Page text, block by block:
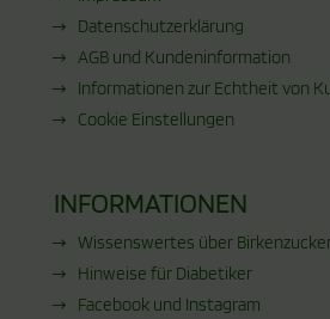
Datenschutzerklärung
AGB und Kundeninformation
Informationen zur Echtheit von
Cookie Einstellungen
INFORMATIONEN
Wissenswertes über
Hinweise für Diabetiker
Facebook und Instagram